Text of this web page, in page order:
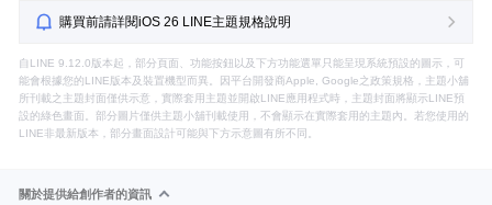
購買前請詳閱iOS 26 LINE主題規格說明
自LINE 9.12.0版本起，部分頁面、功能按鈕以及下方功能選單只能呈現系統預設的圖示，可
能會根據您的LINE版本及裝置機型而異。因平台開發商Apple, Google之政策規格，主題小舖
所刊載之主題封面僅供示意，實際套用主題並開啟LINE應用程式時，主題封面將顯示LINE預
設的綠色畫面。部分圖片僅供主題小舖刊載使用，不會顯示在實際套用的主題內。若您使用的
LINE非最新版本，部分畫面設計可能與下方示意圖有所不同。
關於提供給創作者的資訊